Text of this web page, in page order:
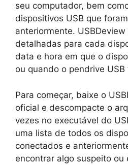
seu computador, bem
dispositivos USB que
anteriormente.
detalhadas para cada
data e hora em que o
ou quando o pendrive
Para começar, baixe o
oficial e descompacte o
vezes no executável do
uma lista de todos os
conectados e
encontrar algo suspeito ou